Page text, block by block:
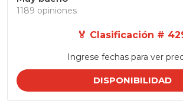
1189 opiniones
🏅 Clasificación #
Ingrese fechas para ver
DISPONIBILIDAD